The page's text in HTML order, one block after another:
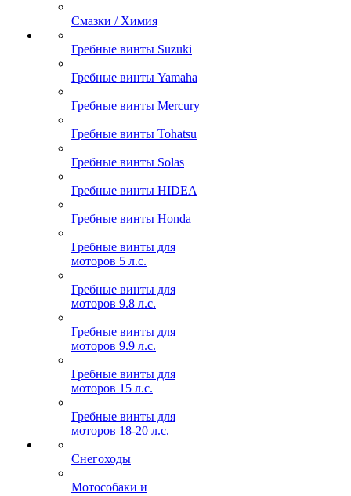
Смазки / Химия
Гребные винты Suzuki
Гребные винты Yamaha
Гребные винты Mercury
Гребные винты Tohatsu
Гребные винты Solas
Гребные винты HIDEA
Гребные винты Honda
Гребные винты для
моторов 5 л.с.
Гребные винты для
моторов 9.8 л.с.
Гребные винты для
моторов 9.9 л.с.
Гребные винты для
моторов 15 л.с.
Гребные винты для
моторов 18-20 л.с.
Снегоходы
Мотособаки и